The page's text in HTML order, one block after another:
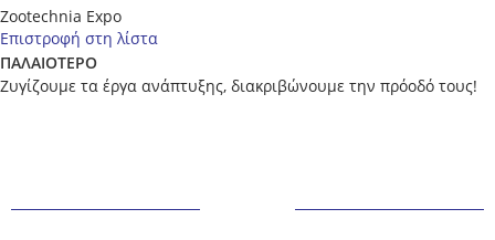
Zootechnia Expo
Επιστροφή στη λίστα
ΠΑΛΑΙΟΤΕΡΟ
Ζυγίζουμε τα έργα ανάπτυξης, διακριβώνουμε την πρόοδό τους!